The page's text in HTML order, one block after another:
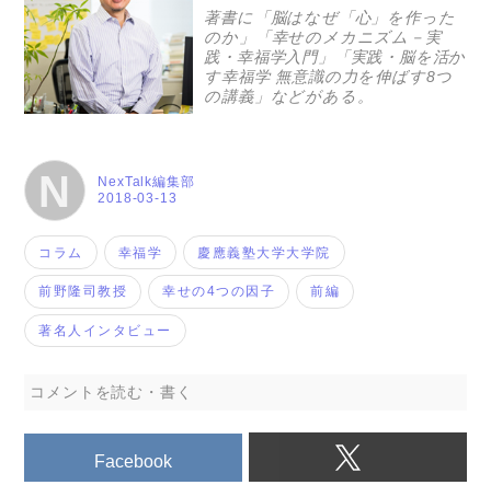
著書に「脳はなぜ「心」を作った
のか」「幸せのメカニズム－実
践・幸福学入門」「実践・脳を活か
す幸福学 無意識の力を伸ばす8つ
の講義」などがある。
N 2018-03-13
NexTalk編集部
コラム 幸福学 慶應義塾大学大学院
前野隆司教授 幸せの4つの因子 前編
著名人インタビュー
コメントを読む・書く
Facebook